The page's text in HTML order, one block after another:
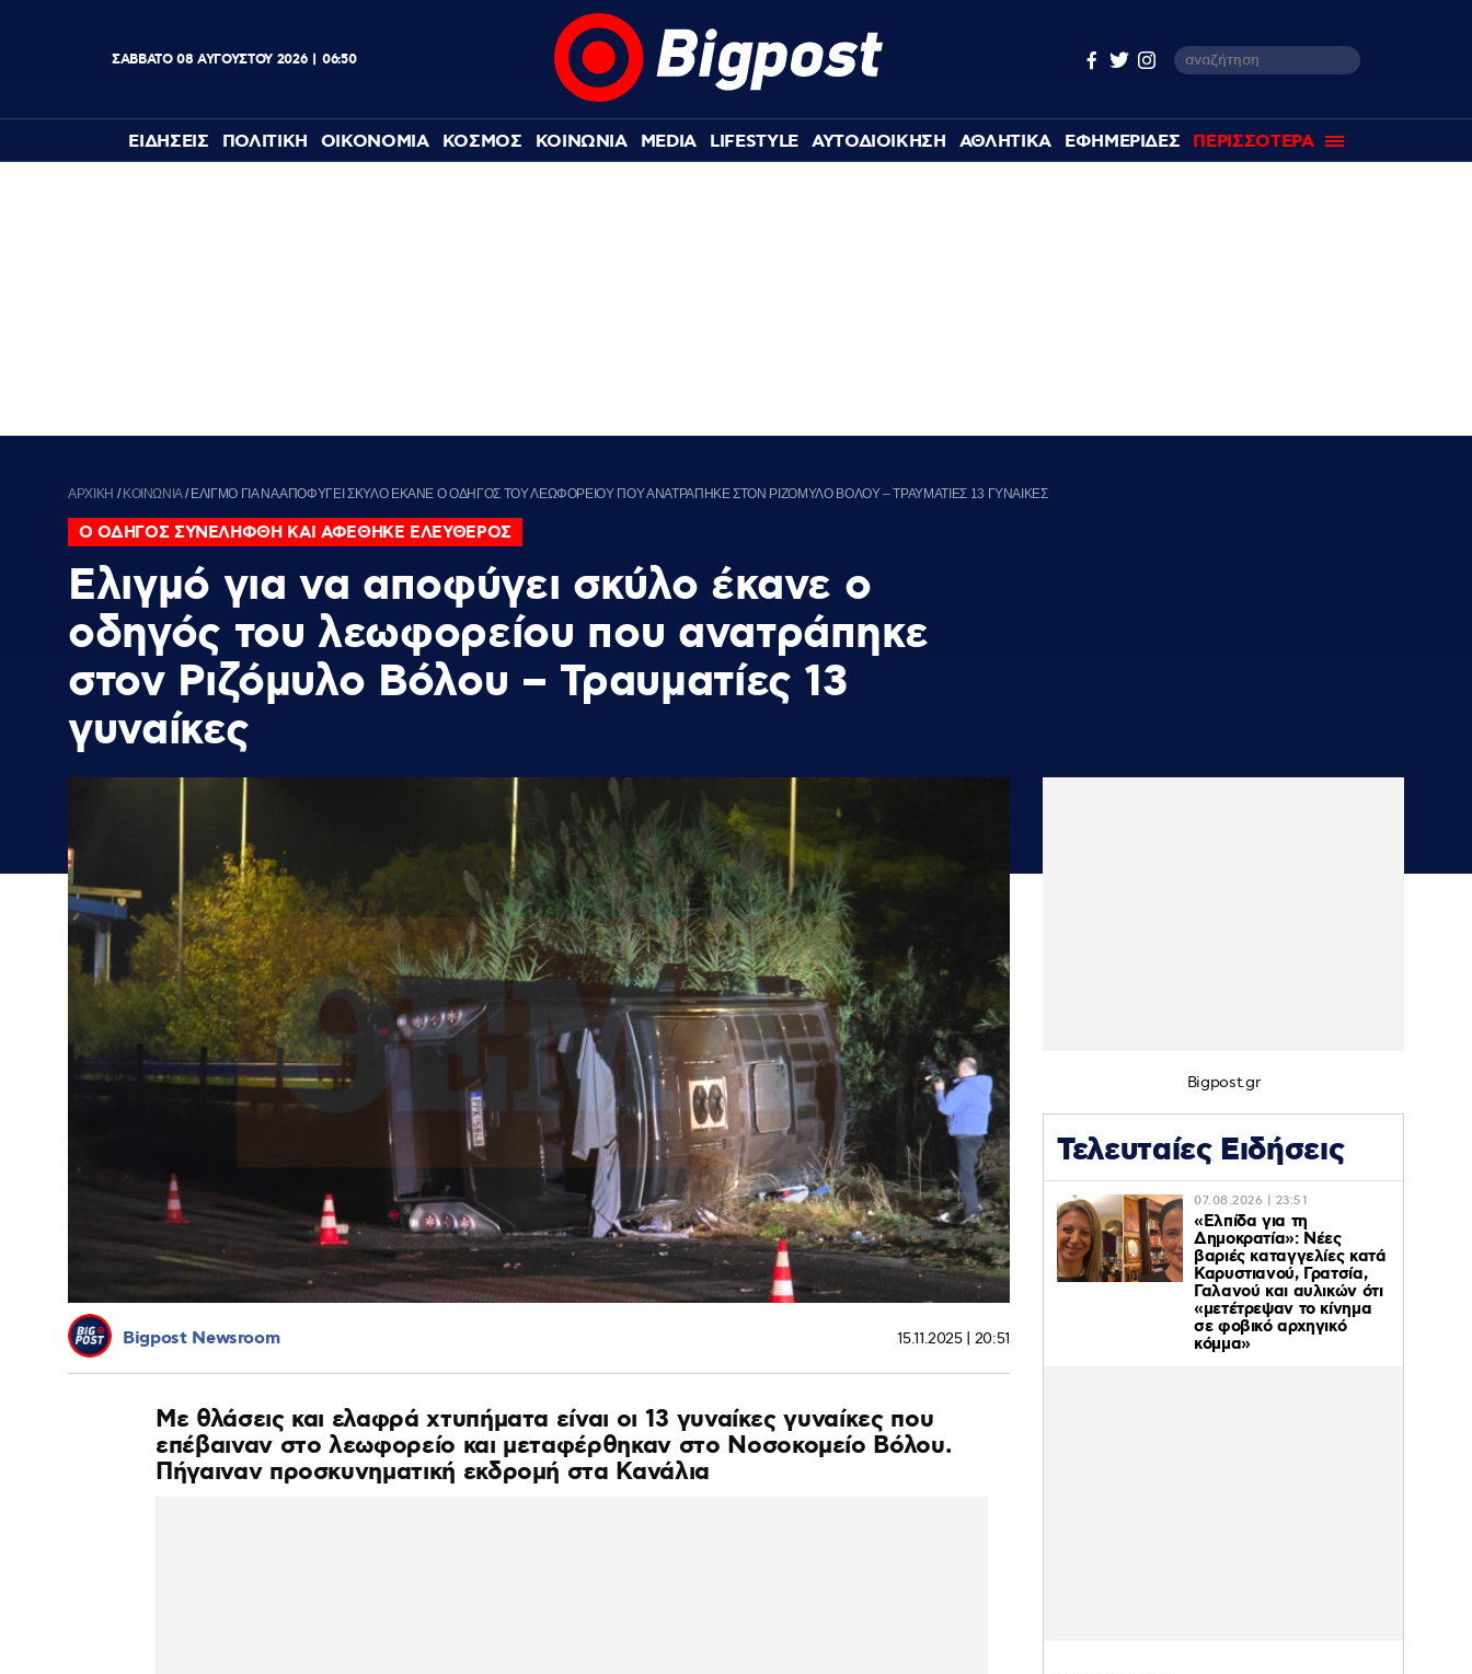
ΣΑΒΒΑΤΟ 08 ΑΥΓΟΥΣΤΟΥ 2026 06:50
ΕΙΔΗΣΕΙΣ ΠΟΛΙΤΙΚΗ ΟΙΚΟΝΟΜΙΑ ΚΟΣΜΟΣ ΚΟΙΝΩΝΙΑ MEDIA LIFESTYLE ΑΥΤΟΔΙΟΙΚΗΣΗ ΑΘΛΗΤΙΚΑ ΕΦΗΜΕΡΙΔΕΣ ΠΕΡΙΣΣΟΤΕΡΑ
ΑΡΧΙΚΗ / ΚΟΙΝΩΝΙΑ/ ΕΛΙΓΜΟ ΓΙΑ ΝΑ ΑΠΟΦΥΓΕΙ ΣΚΥΛΟ ΕΚΑΝΕ Ο ΟΔΗΓΟΣ ΤΟΥ ΛΕΩΦΟΡΕΙΟΥ ΠΟΥ ΑΝΑΤΡΑΠΗΚΕ ΣΤΟΝ ΡΙΖΟΜΥΛΟ ΒΟΛΟΥ – ΤΡΑΥΜΑΤΙΕΣ 13 ΓΥΝΑΙΚΕΣ
Ο ΟΔΗΓΟΣ ΣΥΝΕΛΗΦΘΗ ΚΑΙ ΑΦΕΘΗΚΕ ΕΛΕΥΘΕΡΟΣ
Ελιγμό για να αποφύγει σκύλο έκανε ο
οδηγός του λεωφορείου που ανατράπηκε
στον Ριζόμυλο Βόλου – Τραυματίες 13
γυναίκες
Bigpost Newsroom 15.11.2025 | 20:51
Με θλάσεις και ελαφρά χτυπήματα είναι οι 13 γυναίκες γυναίκες που
επέβαιναν στο λεωφορείο και μεταφέρθηκαν στο Νοσοκομείο Βόλου.
Πήγαιναν προσκυνηματική εκδρομή στα Κανάλια
Bigpost.gr
Τελευταίες Ειδήσεις
07.08.2026 | 23:51
«Ελπίδα για τη
Δημοκρατία»: Νέες
βαριές καταγγελίες κατά
Καρυστιανού, Γρατσία,
Γαλανού και αυλικών ότι
«μετέτρεψαν το κίνημα
σε φοβικό αρχηγικό
κόμμα»